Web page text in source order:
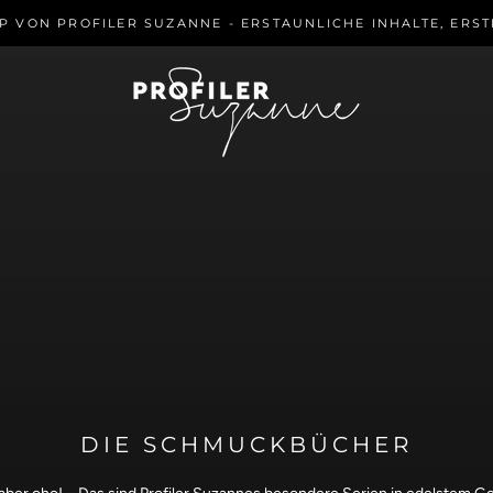
VON PROFILER SUZANNE - ERSTAUNLICHE INHALTE,
DIE SCHMUCKBÜCHER